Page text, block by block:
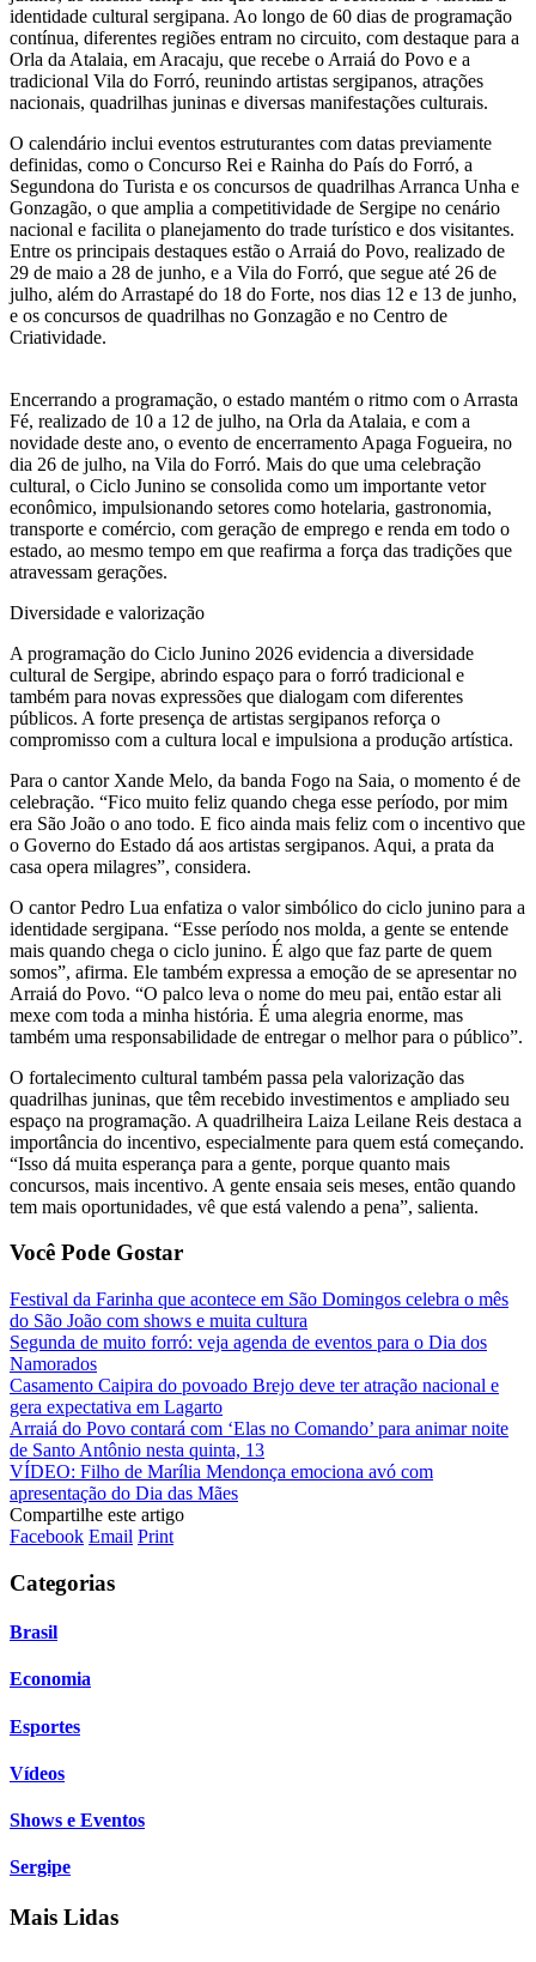
identidade cultural sergipana. Ao longo de 60 dias de programação
contínua, diferentes regiões entram no circuito, com destaque para a
Orla da Atalaia, em Aracaju, que recebe o Arraiá do Povo e a
tradicional Vila do Forró, reunindo artistas sergipanos, atrações
nacionais, quadrilhas juninas e diversas manifestações culturais.
O calendário inclui eventos estruturantes com datas previamente
definidas, como o Concurso Rei e Rainha do País do Forró, a
Segundona do Turista e os concursos de quadrilhas Arranca Unha e
Gonzagão, o que amplia a competitividade de Sergipe no cenário
nacional e facilita o planejamento do trade turístico e dos visitantes.
Entre os principais destaques estão o Arraiá do Povo, realizado de
29 de maio a 28 de junho, e a Vila do Forró, que segue até 26 de
julho, além do Arrastapé do 18 do Forte, nos dias 12 e 13 de junho,
e os concursos de quadrilhas no Gonzagão e no Centro de
Criatividade.
Encerrando a programação, o estado mantém o ritmo com o Arrasta
Fé, realizado de 10 a 12 de julho, na Orla da Atalaia, e com a
novidade deste ano, o evento de encerramento Apaga Fogueira, no
dia 26 de julho, na Vila do Forró. Mais do que uma celebração
cultural, o Ciclo Junino se consolida como um importante vetor
econômico, impulsionando setores como hotelaria, gastronomia,
transporte e comércio, com geração de emprego e renda em todo o
estado, ao mesmo tempo em que reafirma a força das tradições que
atravessam gerações.
Diversidade e valorização
A programação do Ciclo Junino 2026 evidencia a diversidade
cultural de Sergipe, abrindo espaço para o forró tradicional e
também para novas expressões que dialogam com diferentes
públicos. A forte presença de artistas sergipanos reforça o
compromisso com a cultura local e impulsiona a produção artística.
Para o cantor Xande Melo, da banda Fogo na Saia, o momento é de
celebração. “Fico muito feliz quando chega esse período, por mim
era São João o ano todo. E fico ainda mais feliz com o incentivo que
o Governo do Estado dá aos artistas sergipanos. Aqui, a prata da
casa opera milagres”, considera.
O cantor Pedro Lua enfatiza o valor simbólico do ciclo junino para a
identidade sergipana. “Esse período nos molda, a gente se entende
mais quando chega o ciclo junino. É algo que faz parte de quem
somos”, afirma. Ele também expressa a emoção de se apresentar no
Arraiá do Povo. “O palco leva o nome do meu pai, então estar ali
mexe com toda a minha história. É uma alegria enorme, mas
também uma responsabilidade de entregar o melhor para o público”.
O fortalecimento cultural também passa pela valorização das
quadrilhas juninas, que têm recebido investimentos e ampliado seu
espaço na programação. A quadrilheira Laiza Leilane Reis destaca a
importância do incentivo, especialmente para quem está começando.
“Isso dá muita esperança para a gente, porque quanto mais
concursos, mais incentivo. A gente ensaia seis meses, então quando
tem mais oportunidades, vê que está valendo a pena”, salienta.
Você Pode Gostar
Festival da Farinha que acontece em São Domingos celebra o mês
do São João com shows e muita cultura
Segunda de muito forró: veja agenda de eventos para o Dia dos
Namorados
Casamento Caipira do povoado Brejo deve ter atração nacional e
gera expectativa em Lagarto
Arraiá do Povo contará com ‘Elas no Comando’ para animar noite
de Santo Antônio nesta quinta, 13
VÍDEO: Filho de Marília Mendonça emociona avó com
apresentação do Dia das Mães
Compartilhe este artigo
Facebook Email Print
Categorias
Brasil
Economia
Esportes
Vídeos
Shows e Eventos
Sergipe
Mais Lidas